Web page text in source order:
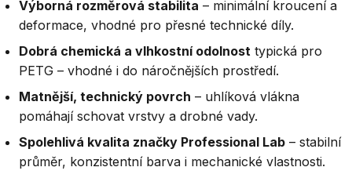
Výborná rozměrová stabilita – minimální kroucení a
deformace, vhodné pro přesné technické díly.
Dobrá chemická a vlhkostní odolnost typická pro
PETG – vhodné i do náročnějších prostředí.
Matnější, technický povrch – uhlíková vlákna
pomáhají schovat vrstvy a drobné vady.
Spolehlivá kvalita značky Professional Lab – stabilní
průměr, konzistentní barva i mechanické vlastnosti.